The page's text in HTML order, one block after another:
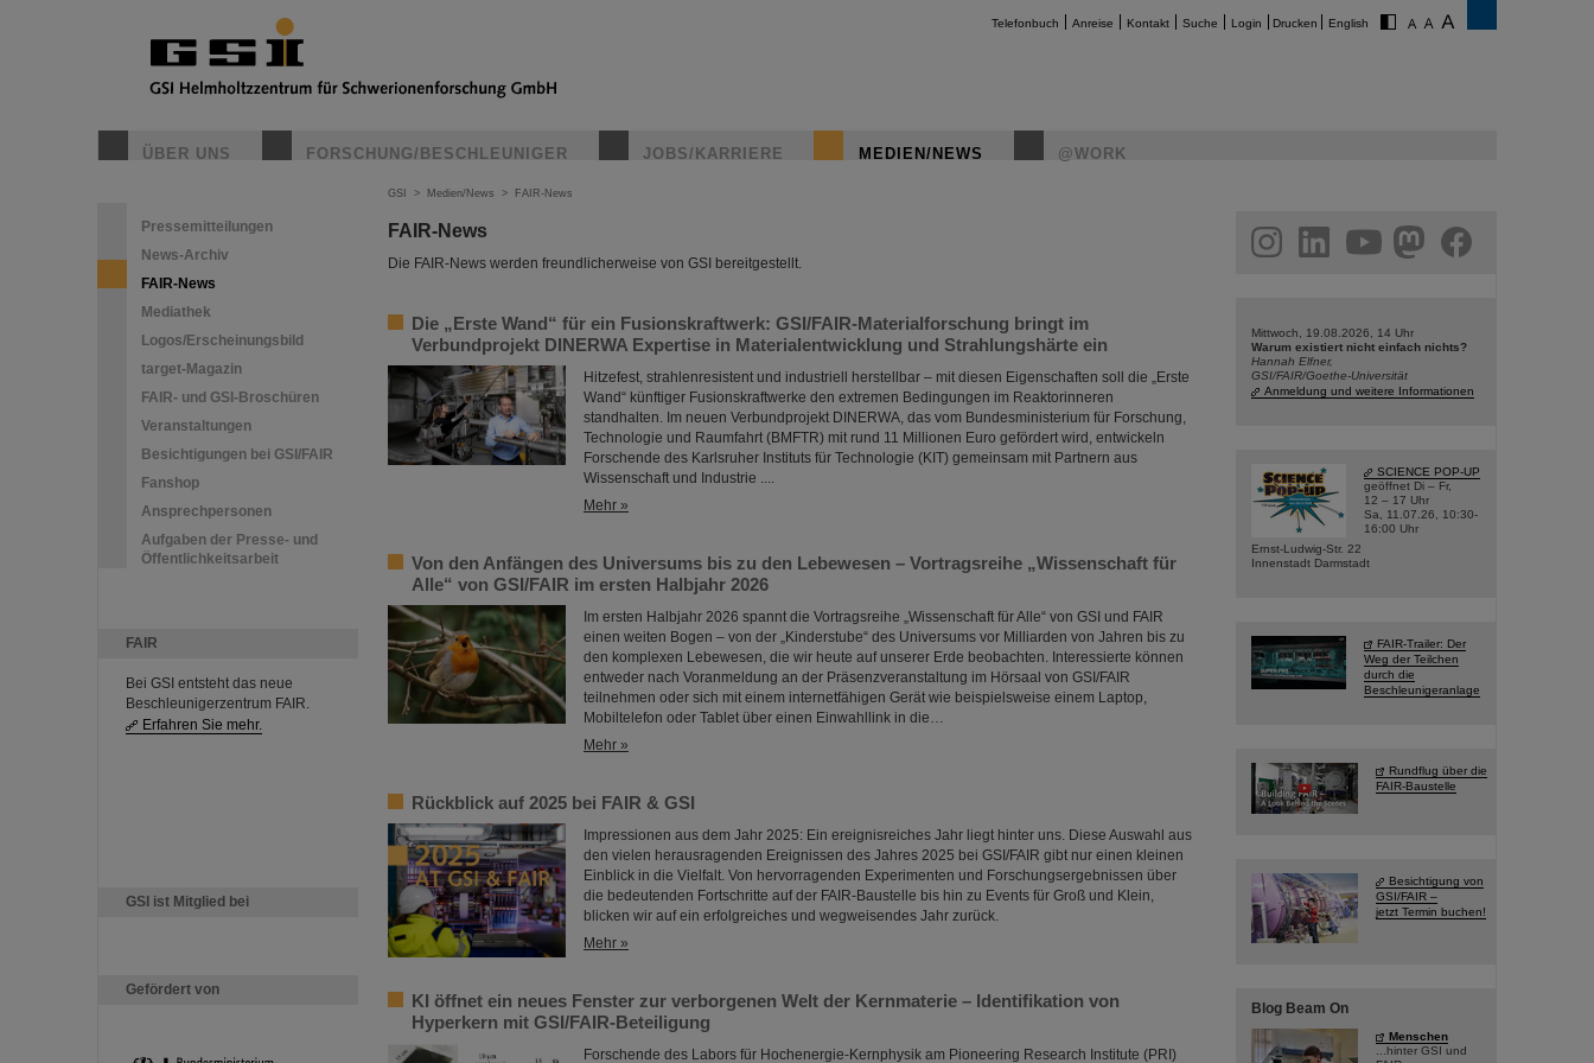
Telefonbuch Anreise Kontakt Suche Login Drucken English
ÜBER UNS FORSCHUNG/BESCHLEUNIGER JOBS/KARRIERE MEDIEN/NEWS @WORK
Pressemitteilungen
News-Archiv
FAIR-News
Mediathek
Logos/Erscheinungsbild
target-Magazin
FAIR- und GSI-Broschüren
Veranstaltungen
Besichtigungen bei GSI/FAIR
Fanshop
Ansprechpersonen
Aufgaben der Presse- und
Öffentlichkeitsarbeit
FAIR
Bei GSI entsteht das neue
Beschleunigerzentrum FAIR.
Erfahren Sie mehr.
GSI ist Mitglied bei
Gefördert von
GSI > Medien/News > FAIR-News
FAIR-News
Die FAIR-News werden freundlicherweise von GSI bereitgestellt.
Die „Erste Wand“ für ein Fusionskraftwerk: GSI/FAIR-Materialforschung bringt im
Verbundprojekt DINERWA Expertise in Materialentwicklung und Strahlungshärte ein
Hitzefest, strahlenresistent und industriell herstellbar – mit diesen Eigenschaften soll die „Erste
Wand“ künftiger Fusionskraftwerke den extremen Bedingungen im Reaktorinneren
standhalten. Im neuen Verbundprojekt DINERWA, das vom Bundesministerium für Forschung,
Technologie und Raumfahrt (BMFTR) mit rund 11 Millionen Euro gefördert wird, entwickeln
Forschende des Karlsruher Instituts für Technologie (KIT) gemeinsam mit Partnern aus
Wissenschaft und Industrie ....
Mehr »
Von den Anfängen des Universums bis zu den Lebewesen – Vortragsreihe „Wissenschaft für
Alle“ von GSI/FAIR im ersten Halbjahr 2026
Im ersten Halbjahr 2026 spannt die Vortragsreihe „Wissenschaft für Alle“ von GSI und FAIR
einen weiten Bogen – von der „Kinderstube“ des Universums vor Milliarden von Jahren bis zu
den komplexen Lebewesen, die wir heute auf unserer Erde beobachten. Interessierte können
entweder nach Voranmeldung an der Präsenzveranstaltung im Hörsaal von GSI/FAIR
teilnehmen oder sich mit einem internetfähigen Gerät wie beispielsweise einem Laptop,
Mobiltelefon oder Tablet über einen Einwahllink in die…
Mehr »
Rückblick auf 2025 bei FAIR & GSI
Impressionen aus dem Jahr 2025: Ein ereignisreiches Jahr liegt hinter uns. Diese Auswahl aus
den vielen herausragenden Ereignissen des Jahres 2025 bei GSI/FAIR gibt nur einen kleinen
Einblick in die Vielfalt. Von hervorragenden Experimenten und Forschungsergebnissen über
die bedeutenden Fortschritte auf der FAIR-Baustelle bis hin zu Events für Groß und Klein,
blicken wir auf ein erfolgreiches und wegweisendes Jahr zurück.
Mehr »
KI öffnet ein neues Fenster zur verborgenen Welt der Kernmaterie – Identifikation von
Hyperkern mit GSI/FAIR-Beteiligung
Forschende des Labors für Hochenergie-Kernphysik am Pioneering Research Institute (PRI)
facebook
Mittwoch, 19.08.2026, 14 Uhr
Warum existiert nicht einfach nichts?
Hannah Elfner,
GSI/FAIR/Goethe-Universität
Anmeldung und weitere Informationen
SCIENCE POP-UP
geöffnet Di – Fr,
12 – 17 Uhr
Sa, 11.07.26, 10:30-
16:00 Uhr
Ernst-Ludwig-Str. 22
Innenstadt Darmstadt
FAIR-Trailer: Der
Weg der Teilchen
durch die
Beschleunigeranlage
Rundflug über die
FAIR-Baustelle
Besichtigung von
GSI/FAIR –
jetzt Termin buchen!
Blog Beam On
Menschen
...hinter GSI und